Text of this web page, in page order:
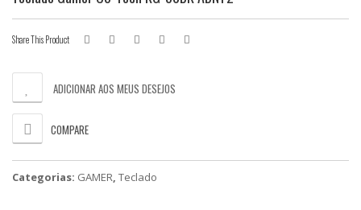
Share This Product
ADICIONAR AOS MEUS DESEJOS
COMPARE
Categorias: GAMER, Teclado